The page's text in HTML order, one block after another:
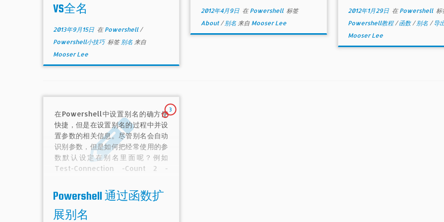
VS全名
2013年9月15日 在 Powershell/
Powershell小技巧 标签别名 来自
Mooser Lee
2012年4月9日在 Powershell 标签
About/别名 来自 Mooser Lee
2012年1月29日在 Powershell 标
Powershell教程/函数/别名 /导
Mooser Lee
3
在Powershell中设置别名的确方便
快捷，但是在设置别名的过程中并设
置参数的相关信息。尽管别名会自动
识别参数，但是如何把经常使用的参
数默认设定在别名里面呢？例如
Test-Connection -Count 2 -
固化在别名中。
Powershell 通过函数扩
展别名